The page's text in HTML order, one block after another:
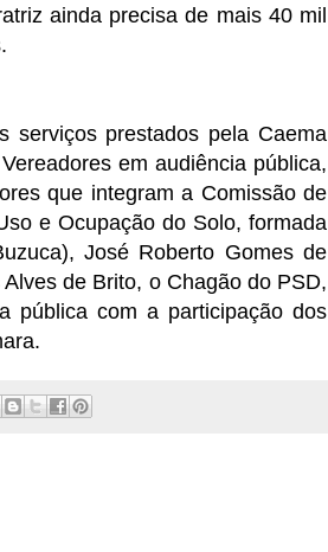
ainda precisa de mais 40 mil
serviços prestados pela Caema
em audiência pública,
que integram a Comissão de
e Ocupação do Solo, formada
José Roberto Gomes de
de Brito, o Chagão do PSD,
pública com a participação dos